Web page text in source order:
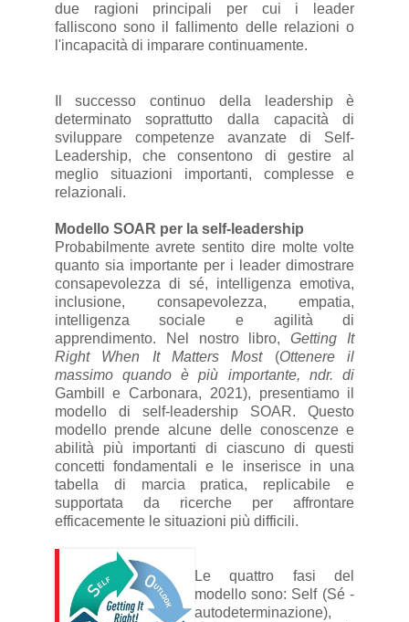
due ragioni principali per cui i leader
falliscono sono il fallimento delle relazioni o
l'incapacità di imparare continuamente.
Il successo continuo della leadership è
determinato soprattutto dalla capacità di
sviluppare competenze avanzate di Self-
Leadership, che consentono di gestire al
meglio situazioni importanti, complesse e
relazionali.
Modello SOAR per la self-leadership
Probabilmente avrete sentito dire molte volte
quanto sia importante per i leader dimostrare
consapevolezza di sé, intelligenza emotiva,
inclusione, consapevolezza, empatia,
intelligenza sociale e agilità di
apprendimento. Nel nostro libro,Getting It
Right When It Matters Most(Ottenere il
massimo quando è più importante, ndr. di
Gambill e Carbonara, 2021), presentiamo il
modello di self-leadership SOAR. Questo
modello prende alcune delle conoscenze e
abilità più importanti di ciascuno di questi
concetti fondamentali e le inserisce in una
tabella di marcia pratica, replicabile e
supportata da ricerche per affrontare
efficacemente le situazioni più difficili.
Le quattro fasi del
modello sono: Self (Sé -
autodeterminazione),